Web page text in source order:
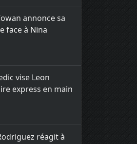
annonce sa
face à Nina
vise Leon
express en main
réagit à